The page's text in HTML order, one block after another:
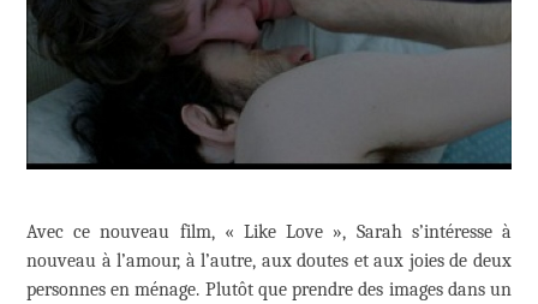
Avec ce nouveau film, « Like Love », Sarah s’intéresse à
nouveau à l’amour, à l’autre, aux doutes et aux joies de deux
personnes en ménage. Plutôt que prendre des images dans un